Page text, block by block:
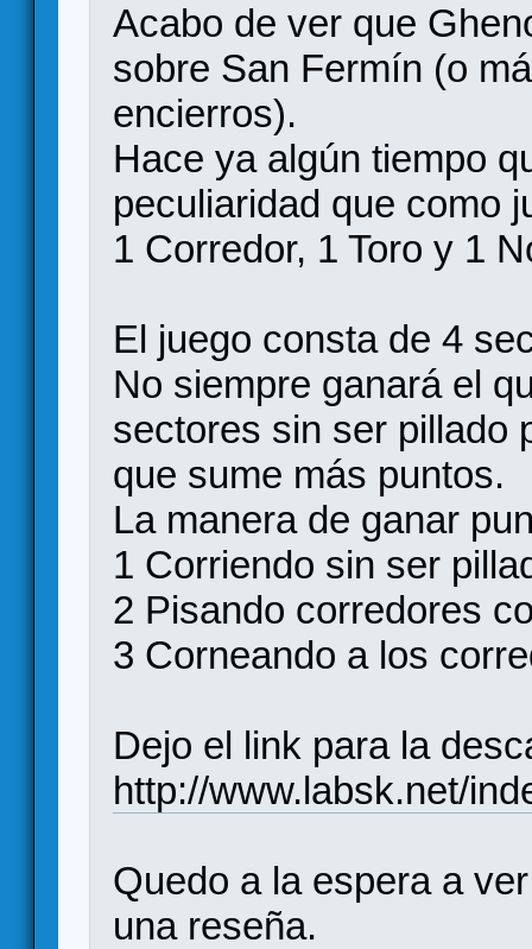
Acabo de ver que
sobre San Fermín (o
encierros).
Hace ya algún tiempo
peculiaridad que como
1 Corredor, 1 Toro y 1
El juego consta de 4
No siempre ganará el
sectores sin ser pillado
que sume más puntos.
La manera de ganar
1 Corriendo sin ser
2 Pisando corredores
3 Corneando a los
Dejo el link para la
http://www.labsk.net/
Quedo a la espera a
una reseña.